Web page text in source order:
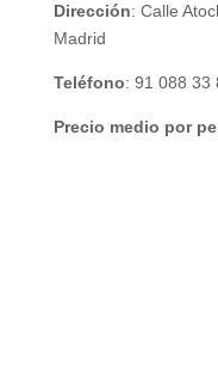
Dirección: Calle
Madrid
Teléfono: 91 088 33
Precio medio por